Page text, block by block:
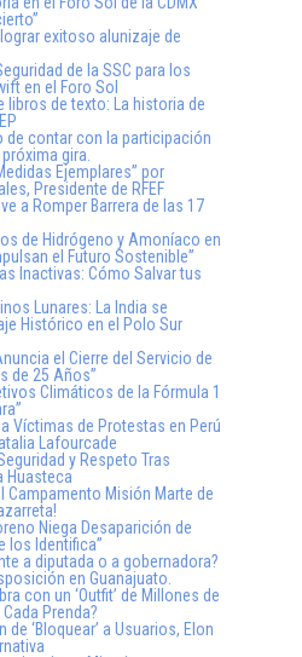
exitoso alunizaje de
de la SSC para los
en el Foro Sol
libros de texto: La historia de
de contar con la participación
gira.
Ejemplares” por
Presidente de RFEF
a Romper Barrera de las 17
de Hidrógeno y Amoníaco en
el Futuro Sostenible”
Inactivas: Cómo Salvar tus
Lunares: La India se
Histórico en el Polo Sur
el Cierre del Servicio de
de 25 Años”
Climáticos de la Fórmula 1
Víctimas de Protestas en Perú
Lafourcade
y Respeto Tras
Huasteca
Campamento Misión Marte de
Niega Desaparición de
los Identifica”
a diputada o a gobernadora?
en Guanajuato.
con un ‘Outfit’ de Millones de
Prenda?
‘Bloquear’ a Usuarios, Elon